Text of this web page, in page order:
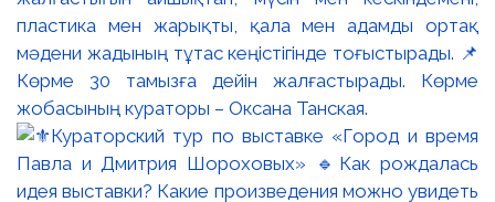
пластика мен жарықты, қала мен адамды ортақ
мәдени жадының тұтас кеңістігінде тоғыстырады. 📌
Көрме 30 тамызға дейін жалғастырады. Көрме
жобасының кураторы – Оксана Танская.